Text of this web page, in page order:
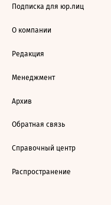
Подписка для юр.лиц
О компании
Редакция
Менеджмент
Архив
Обратная связь
Справочный центр
Распространение